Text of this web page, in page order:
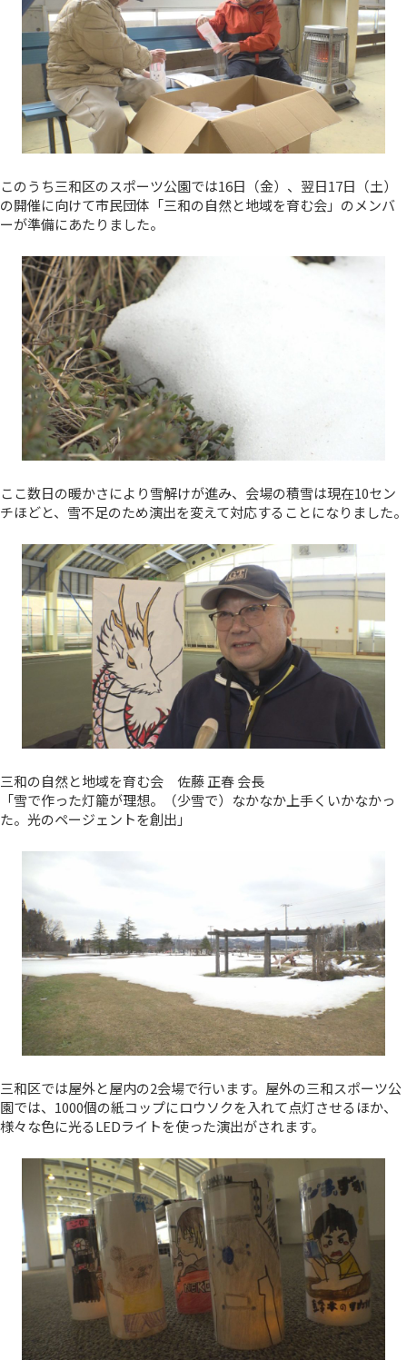
このうち三和区のスポーツ公園では16日（金）、翌日17日（土）
の開催に向けて市民団体「三和の自然と地域を育む会」のメンバ
ーが準備にあたりました。
ここ数日の暖かさにより雪解けが進み、会場の積雪は現在10セン
チほどと、雪不足のため演出を変えて対応することになりました。
三和の自然と地域を育む会 佐藤 正春 会長
「雪で作った灯籠が理想。（少雪で）なかなか上手くいかなかっ
た。光のページェントを創出」
三和区では屋外と屋内の2会場で行います。屋外の三和スポーツ公
園では、1000個の紙コップにロウソクを入れて点灯させるほか、
様々な色に光るLEDライトを使った演出がされます。